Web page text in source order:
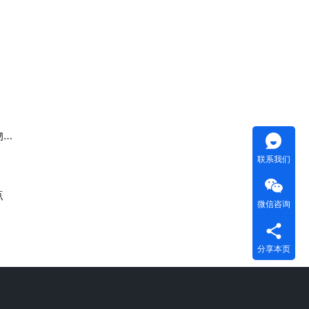
联系我们
微信咨询
分享本页